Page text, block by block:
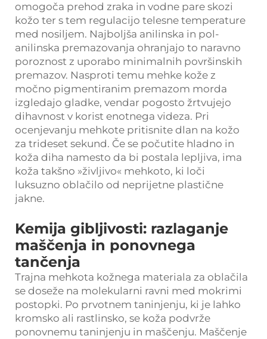
omogoča prehod zraka in vodne pare skozi
kožo ter s tem regulacijo telesne temperature
med nosiljem. Najboljša anilinska in pol-
anilinska premazovanja ohranjajo to naravno
poroznost z uporabo minimalnih površinskih
premazov. Nasproti temu mehke kože z
močno pigmentiranim premazom morda
izgledajo gladke, vendar pogosto žrtvujejo
dihavnost v korist enotnega videza. Pri
ocenjevanju mehkote pritisnite dlan na kožo
za trideset sekund. Če se počutite hladno in
koža diha namesto da bi postala lepljiva, ima
koža takšno »življivo« mehkoto, ki loči
luksuzno oblačilo od neprijetne plastične
jakne.
Kemija gibljivosti: razlaganje
maščenja in ponovnega
tančenja
Trajna mehkota kožnega materiala za oblačila
se doseže na molekularni ravni med mokrimi
postopki. Po prvotnem taninjenju, ki je lahko
kromsko ali rastlinsko, se koža podvrže
ponovnemu taninjenju in maščenju. Maščenje